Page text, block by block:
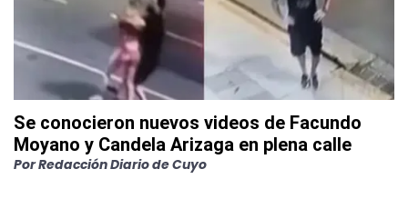
Se conocieron nuevos videos de Facundo
Moyano y Candela Arizaga en plena calle
PorRedacción Diario de Cuyo